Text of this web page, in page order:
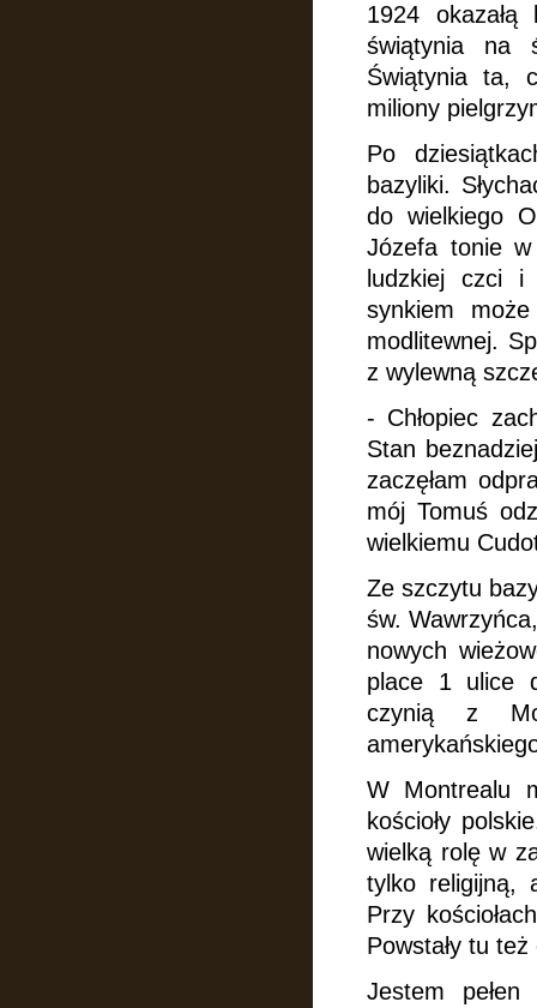
1924
świątynia na
Świątynia ta,
miliony
Po
bazyliki.
do wielkiego
Józefa tonie
ludzkiej czci i
synkiem
modlitewnej.
z wylewną
- Chłopiec
Stan
zaczęłam
mój Tomuś
wielkiemu
Ze szczytu
św.
nowych
place 1 ulice
czynią z
W Montrealu
kościoły
wielką rolę w
tylko religijną,
Przy
Powstały tu
Jestem